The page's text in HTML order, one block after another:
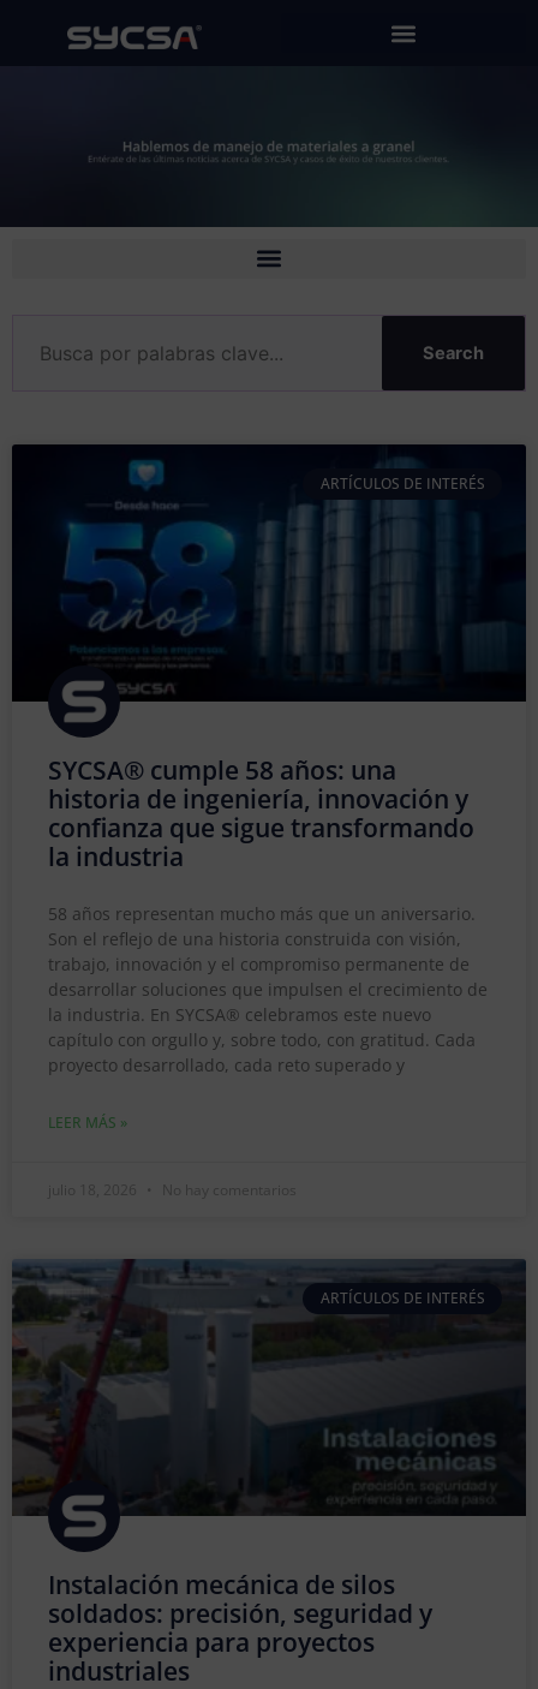
Search
ARTÍCULOS DE INTERÉS
SYCSA® cumple 58 años: una
historia de ingeniería, innovación y
confianza que sigue transformando
la industria
58 años representan mucho más que un aniversario.
Son el reflejo de una historia construida con visión,
trabajo, innovación y el compromiso permanente de
desarrollar soluciones que impulsen el crecimiento de
la industria. En SYCSA® celebramos este nuevo
capítulo con orgullo y, sobre todo, con gratitud. Cada
proyecto desarrollado, cada reto superado y
LEER MÁS »
julio 18, 2026 No hay comentarios
ARTÍCULOS DE INTERÉS
Instalación mecánica de silos
soldados: precisión, seguridad y
experiencia para proyectos
industriales